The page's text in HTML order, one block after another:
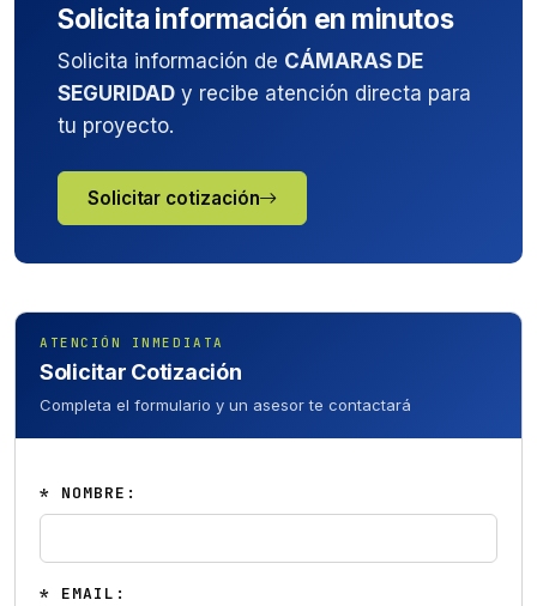
Solicita información en minutos
Solicita información de CÁMARAS DE
SEGURIDAD y recibe atención directa para
tu proyecto.
Solicitar cotización
ATENCIÓN INMEDIATA
Solicitar Cotización
Completa el formulario y un asesor te contactará
* NOMBRE:
* EMAIL: